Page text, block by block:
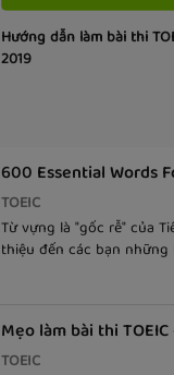
Hướng dẫn làm bài thi
2019
600 Essential Words
TOEIC
Từ vựng là "gốc rễ" của
thiệu đến các bạn
Mẹo làm bài thi
TOEIC